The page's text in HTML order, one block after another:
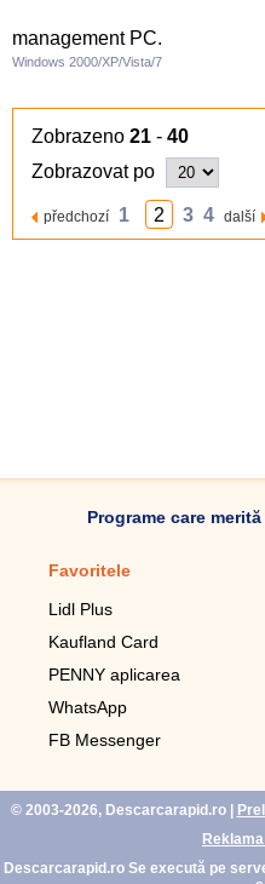
management PC.
Windows 2000/XP/Vista/7
Zobrazeno 21 - 40
Zobrazovat po
předchozí 1 2 3 4 další
Programe care
Favoritele
Lidl Plus
Kaufland Card
PENNY aplicarea
WhatsApp
FB Messenger
© 2003-2026, Descarcarapid.ro|
Descarcarapid.ro Se execută pe